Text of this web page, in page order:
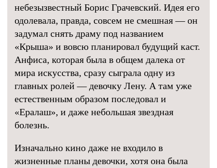
небезызвестный Борис Грачевский. Идея его
одолевала, правда, совсем не смешная — он
задумал снять драму под названием
«Крыша» и вовсю планировал будущий каст.
Анфиса, которая была в общем далека от
мира искусства, сразу сыграла одну из
главных ролей — девочку Лену. А там уже
естественным образом последовал и
«Ералаш», и даже небольшая звездная
болезнь.
Изначально кино даже не входило в
жизненные планы девочки, хотя она была